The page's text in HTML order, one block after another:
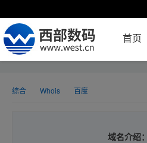
首页
综合 Whois 百度
域名介绍：